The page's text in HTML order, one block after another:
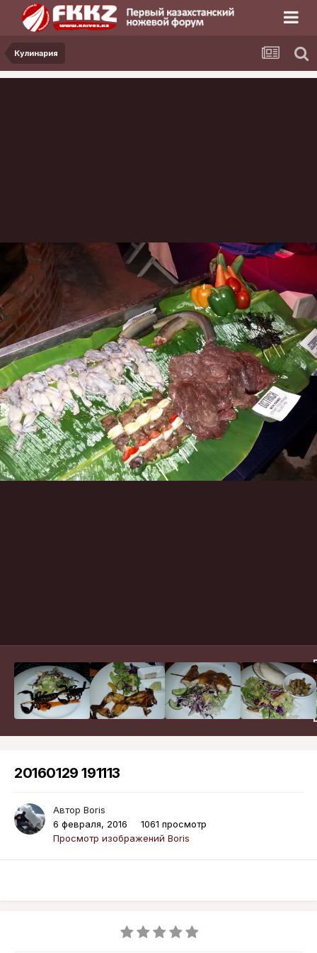
Кулинария
20160129 191113
Автор Boris
6 февраля, 2016
1061 просмотр
Просмотр изображений Boris